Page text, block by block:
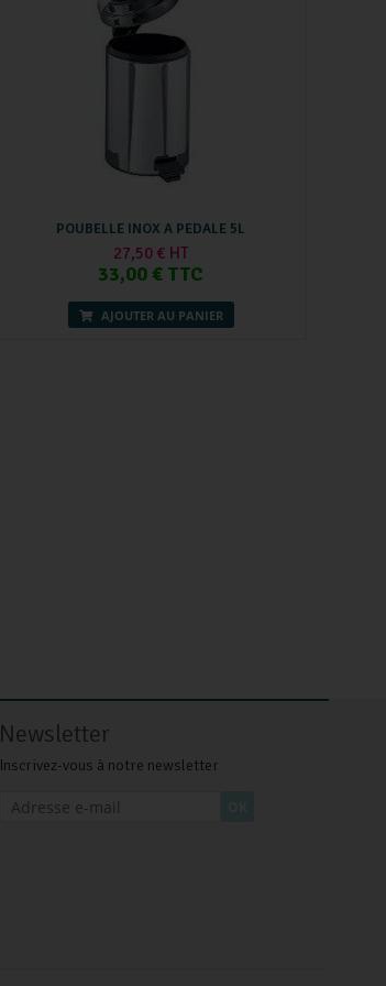
POUBELLE INOX A PEDALE 5L
27,50 € HT
33,00 € TTC
AJOUTER AU PANIER
Newsletter
Inscrivez-vous à notre newsletter